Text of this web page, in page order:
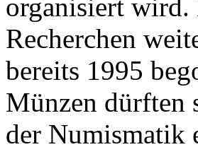
organisiert wird.
Recherchen
bereits 1995
Münzen dürften
der Numismatik